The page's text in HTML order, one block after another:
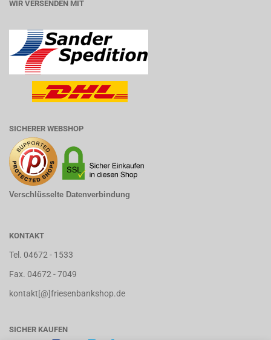
WIR VERSENDEN MIT
SICHERER WEBSHOP
Verschlüsselte Datenverbindung
KONTAKT
Tel. 04672 - 1533
Fax. 04672 - 7049
kontakt[@]friesenbankshop.de
SICHER KAUFEN